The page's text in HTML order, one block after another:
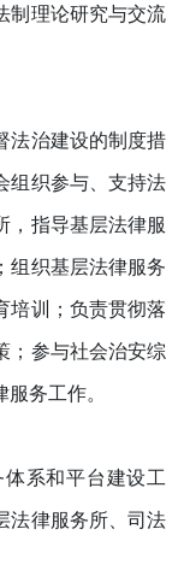
制理论研究与交流
治建设的制度措
组织参与、支持法
，指导基层法律服
组织基层法律服务
培训；负责贯彻落
；参与社会治安综
务工作。
系和平台建设工
法律服务所、司法